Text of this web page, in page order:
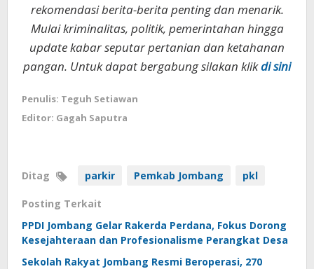
rekomendasi berita-berita penting dan menarik.
Mulai kriminalitas, politik, pemerintahan hingga
update kabar seputar pertanian dan ketahanan
pangan. Untuk dapat bergabung silakan klikdi sini
Penulis: Teguh Setiawan
Editor: Gagah Saputra
Ditag parkir Pemkab Jombang pkl
Posting Terkait
PPDI Jombang Gelar Rakerda Perdana, Fokus Dorong
Kesejahteraan dan Profesionalisme Perangkat Desa
Sekolah Rakyat Jombang Resmi Beroperasi, 270